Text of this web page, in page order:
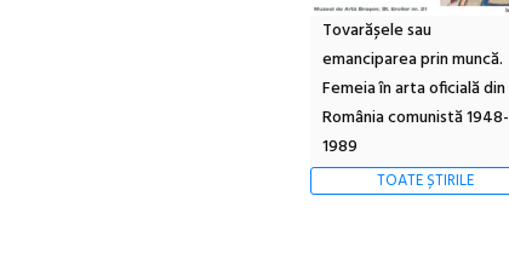
Tovarășele sau
emanciparea prin muncă.
Femeia în arta oficială din
România comunistă 1948-
1989
TOATE ȘTIRILE